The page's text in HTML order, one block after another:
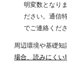
明変数となり
ださい。通信
でご連絡くださ
周辺環境や基礎知
場合、読みにくい